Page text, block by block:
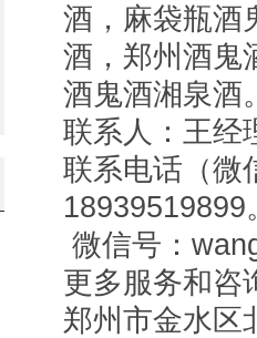
酒，麻袋瓶酒
酒，郑州酒鬼
酒鬼酒湘泉酒
联系人：王经
联系电话（微
微信号：
更多服务和咨
郑州市金水区